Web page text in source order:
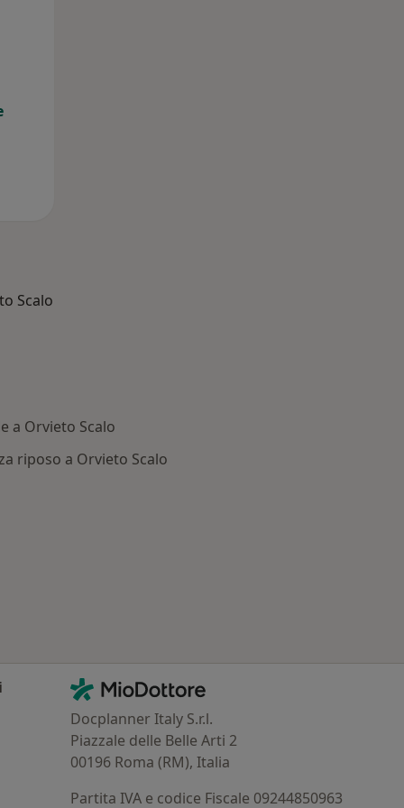
Scalo
a Orvieto Scalo
riposo a Orvieto Scalo
Contatti
MioDottore - Homepage
Docplanner Italy S.r.l.
Piazzale delle Belle Arti 2
00196 Roma (RM), Italia
Partita IVA e codice Fiscale 09244850963